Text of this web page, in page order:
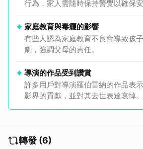
行為，家人需隨時保持警覺以確保安
家庭教育與毒癮的影響
有些人認為家庭教育不良會導致孩
劇，強調父母的責任。
導演的作品受到讚賞
許多用戶對導演羅伯雷納的作品表
影界的貢獻，並對其去世表達哀悼。
轉發 (6)